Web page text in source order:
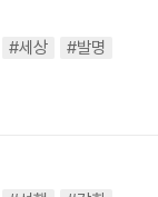
#세상
#발명